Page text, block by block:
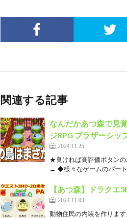
関連する記事
なんだかあつ森で見
ジRPG ブラザーシッ
2024.11.25
★良ければ高評価ボタン
→ ◆様々なゲームのパー
【あつ森】ドラクエ
2024.11.03
動物住民の内装を作り